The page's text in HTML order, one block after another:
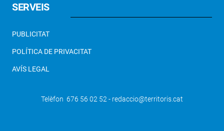
SERVEIS
PUBLICITAT
POLÍTICA DE PRIVACITAT
AVÍS LEGAL
Telèfon 676 56 02 52 - redaccio@territoris.cat